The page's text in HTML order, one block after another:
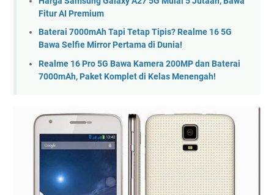
Fitur AI Premium
Baterai 7000mAh Tapi Tetap Tipis? Realme 16 5G
Bawa Selfie Mirror Pertama di Dunia!
Realme 16 Pro 5G Bawa Kamera 200MP dan Baterai
7000mAh, Paket Komplet di Kelas Menengah!